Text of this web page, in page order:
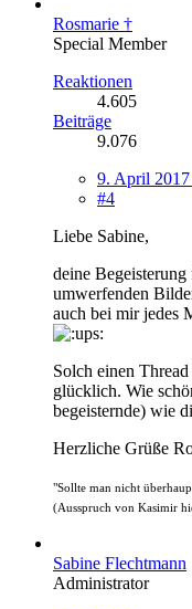
Rosmarie †
Special Member
Reaktionen
4.605
Beiträge
9.076
9. April
#4
Liebe Sabine,
deine
umwerfenden
auch bei mir jedes
Solch einen
glücklich. Wie
begeisternde) wie
Herzliche Grüße
"Sollte man nicht
(Ausspruch von Kasimir
Sabine Flechtmann
Administrator